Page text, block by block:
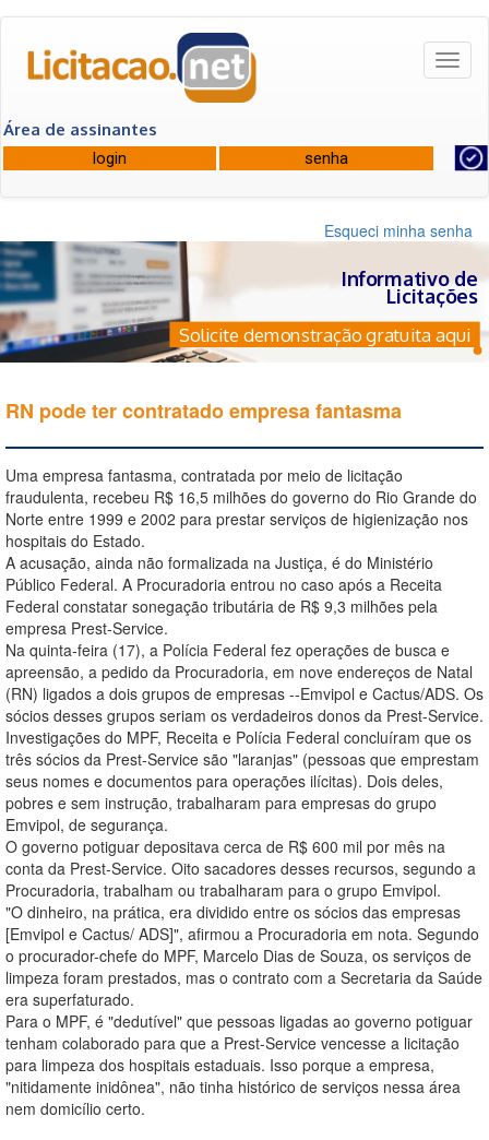
Área de assinantes
Esqueci minha senha
Informativo de
Licitações
Solicite demonstração gratuita aqui
RN pode ter contratado empresa fantasma
Uma empresa fantasma, contratada por meio de licitação
fraudulenta, recebeu R$ 16,5 milhões do governo do Rio Grande do
Norte entre 1999 e 2002 para prestar serviços de higienização nos
hospitais do Estado.
A acusação, ainda não formalizada na Justiça, é do Ministério
Público Federal. A Procuradoria entrou no caso após a Receita
Federal constatar sonegação tributária de R$ 9,3 milhões pela
empresa Prest-Service.
Na quinta-feira (17), a Polícia Federal fez operações de busca e
apreensão, a pedido da Procuradoria, em nove endereços de Natal
(RN) ligados a dois grupos de empresas --Emvipol e Cactus/ADS. Os
sócios desses grupos seriam os verdadeiros donos da Prest-Service.
Investigações do MPF, Receita e Polícia Federal concluíram que os
três sócios da Prest-Service são "laranjas" (pessoas que emprestam
seus nomes e documentos para operações ilícitas). Dois deles,
pobres e sem instrução, trabalharam para empresas do grupo
Emvipol, de segurança.
O governo potiguar depositava cerca de R$ 600 mil por mês na
conta da Prest-Service. Oito sacadores desses recursos, segundo a
Procuradoria, trabalham ou trabalharam para o grupo Emvipol.
"O dinheiro, na prática, era dividido entre os sócios das empresas
[Emvipol e Cactus/ ADS]", afirmou a Procuradoria em nota. Segundo
o procurador-chefe do MPF, Marcelo Dias de Souza, os serviços de
limpeza foram prestados, mas o contrato com a Secretaria da Saúde
era superfaturado.
Para o MPF, é "dedutível" que pessoas ligadas ao governo potiguar
tenham colaborado para que a Prest-Service vencesse a licitação
para limpeza dos hospitais estaduais. Isso porque a empresa,
"nitidamente inidônea", não tinha histórico de serviços nessa área
nem domicílio certo.